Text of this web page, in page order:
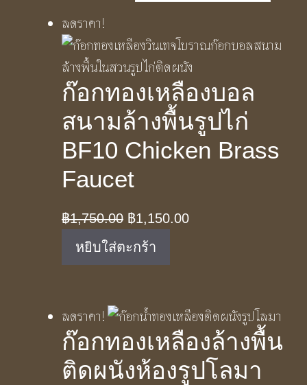
ลดราคา!
ก๊อกทองเหลืองบอล
สนามล้างพื้นรูปไก่
BF10 Chicken Brass
Faucet
฿1,750.00 Original
price
was:
฿1,150.00Current
หยิบใส่ตะกร้า
ลดราคา!
ก๊อกทองเหลืองล้างพื้น
ติดผนังห้องรูปโลมา